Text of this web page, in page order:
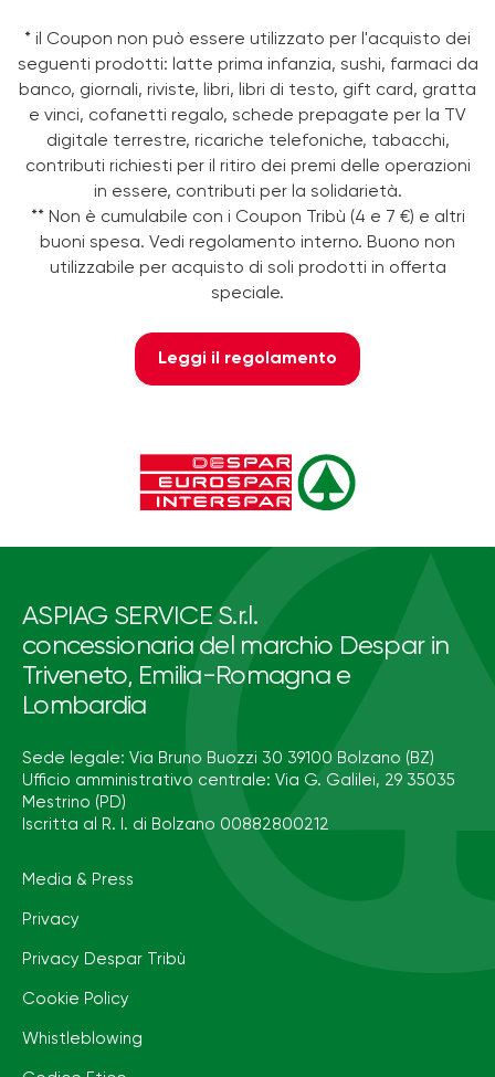
* il Coupon non può essere utilizzato per l'acquisto dei
seguenti prodotti: latte prima infanzia, sushi, farmaci da
banco, giornali, riviste, libri, libri di testo, gift card, gratta
e vinci, cofanetti regalo, schede prepagate per la TV
digitale terrestre, ricariche telefoniche, tabacchi,
contributi richiesti per il ritiro dei premi delle operazioni
in essere, contributi per la solidarietà.
** Non è cumulabile con i Coupon Tribù (4 e 7 €) e altri
buoni spesa. Vedi regolamento interno. Buono non
utilizzabile per acquisto di soli prodotti in offerta
speciale.
Leggi il regolamento
ASPIAG SERVICE S.r.l.
concessionaria del marchio Despar in
Triveneto, Emilia-Romagna e
Lombardia
Sede legale: Via Bruno Buozzi 30 39100 Bolzano (BZ)
Ufficio amministrativo centrale: Via G. Galilei, 29 35035
Mestrino (PD)
Iscritta al R. I. di Bolzano 00882800212
Media & Press
Privacy
Privacy Despar Tribù
Cookie Policy
Whistleblowing